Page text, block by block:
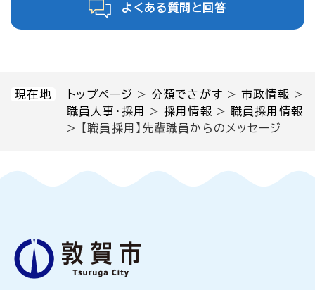
現在地 トップページ >分類でさがす >市政情報 >
職員人事・採用
>採用情報 >職員採用情報
>
【職員採用】先輩職員からのメッセージ
よくある質問と回答